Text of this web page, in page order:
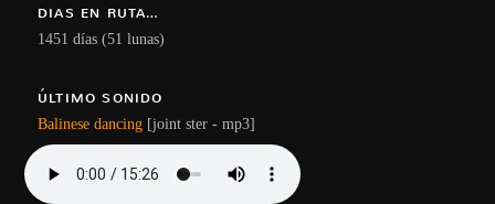
DIAS EN RUTA…
1451 días (51 lunas)
ÚLTIMO SONIDO
Balinese dancing [joint ster - mp3]